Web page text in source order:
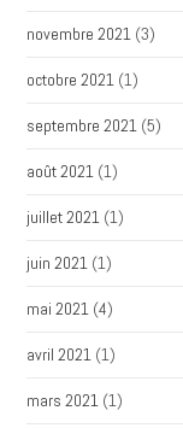
novembre 2021 (3)
octobre 2021 (1)
septembre 2021 (5)
août 2021 (1)
juillet 2021 (1)
juin 2021 (1)
mai 2021 (4)
avril 2021 (1)
mars 2021 (1)